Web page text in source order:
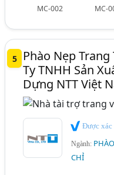
MC-002
MC-
5
Phào Nẹp
Ty TNHH Sản
Dựng NTT Việt
Được xác
Ngành:
CHỈ